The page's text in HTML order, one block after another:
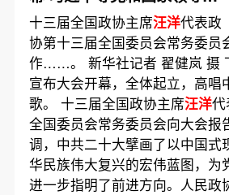
到会祝贺
十三届全国政协主席汪洋代表政
协第十三届全国委员会常务委员
作……。 新华社记者 翟健岚 摄
宣布大会开幕，全体起立，高唱
歌。 十三届全国政协主席汪洋代
全国委员会常务委员会向大会报
调，中共二十大擘画了以中国式
华民族伟大复兴的宏伟蓝图，为
进一步指明了前进方向。人民